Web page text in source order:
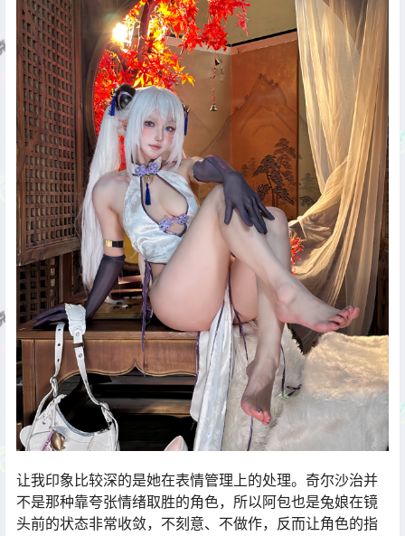
让我印象比较深的是她在表情管理上的处理。奇尔沙治并
不是那种靠夸张情绪取胜的角色，所以阿包也是兔娘在镜
头前的状态非常收敛，不刻意、不做作，反而让角色的指